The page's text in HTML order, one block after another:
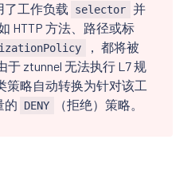
了工作负载
selector 并
HTTP 方法、路径或标
， 都将被
于 ztunnel 无法执行 L7 规
策略自动转换为针对该工
的
DENY （拒绝）策略。